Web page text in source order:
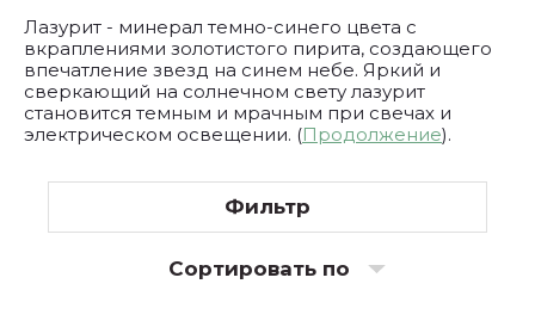
Лазурит - минерал темно-синего цвета с
вкраплениями золотистого пирита, создающего
впечатление звезд на синем небе. Яркий и
сверкающий на солнечном свету лазурит
становится темным и мрачным при свечах и
электрическом освещении. (Продолжение).
Сортировать по
Фильтр